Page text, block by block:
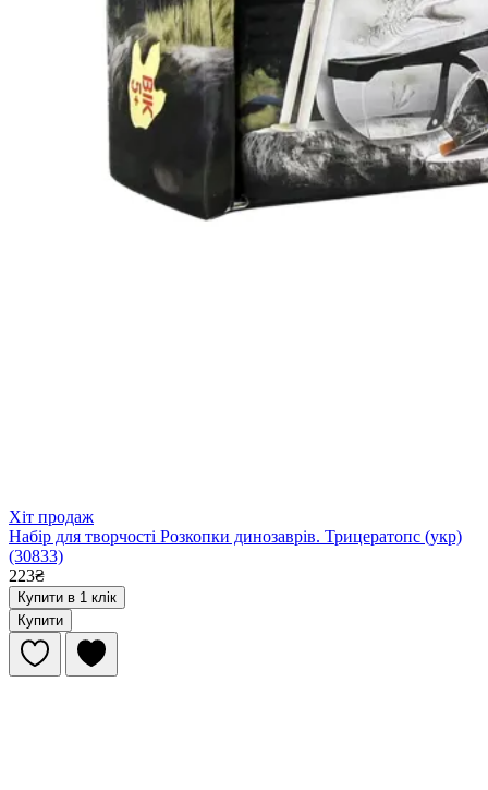
Хіт продаж
Набір для творчості Розкопки динозаврів. Трицератопс (укр)
(30833)
223₴
Купити в 1 клік
Купити